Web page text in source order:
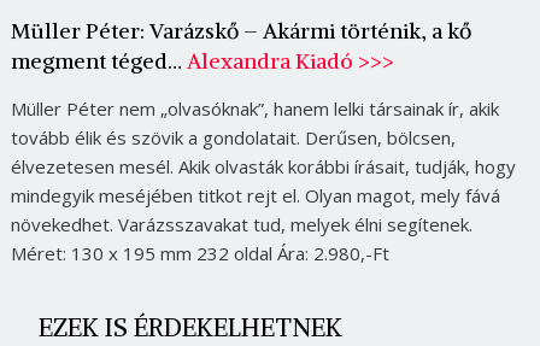
Müller Péter: Varázskő – Akármi történik, a kő
megment téged… Alexandra Kiadó >>>
Müller Péter nem „olvasóknak”, hanem lelki társainak ír, akik
tovább élik és szövik a gondolatait. Derűsen, bölcsen,
élvezetesen mesél. Akik olvasták korábbi írásait, tudják, hogy
mindegyik meséjében titkot rejt el. Olyan magot, mely fává
növekedhet. Varázsszavakat tud, melyek élni segítenek.
Méret: 130 x 195 mm 232 oldal Ára: 2.980,-Ft
EZEK IS ÉRDEKELHETNEK